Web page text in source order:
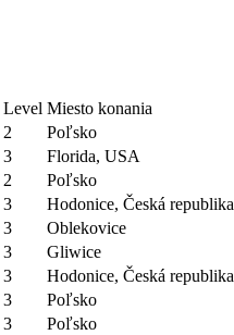
Level Miesto konania
2 Poľsko
3 Florida, USA
2 Poľsko
3 Hodonice, Česká republika
3 Oblekovice
3 Gliwice
3 Hodonice, Česká republika
3 Poľsko
3 Poľsko